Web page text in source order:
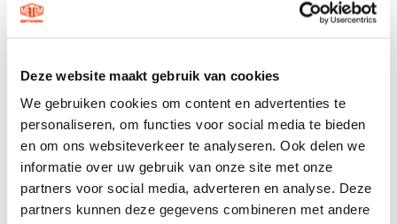
Deze website maakt gebruik van cookies
We gebruiken cookies om content en advertenties te
personaliseren, om functies voor social media te bieden
en om ons websiteverkeer te analyseren. Ook delen we
informatie over uw gebruik van onze site met onze
partners voor social media, adverteren en analyse. Deze
partners kunnen deze gegevens combineren met andere